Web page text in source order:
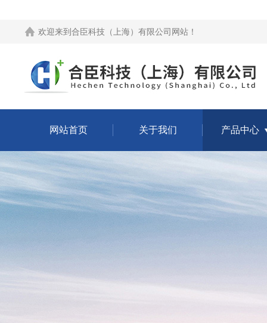
欢迎来到 合臣科技（上海）有限公司网站 ！
网站首页 关于我们 产品中心